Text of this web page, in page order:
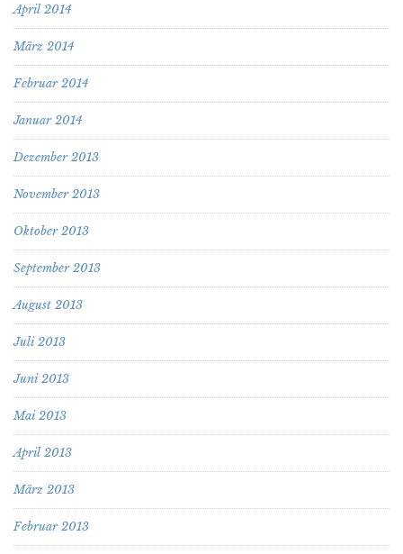
April 2014
März 2014
Februar 2014
Januar 2014
Dezember 2013
November 2013
Oktober 2013
September 2013
August 2013
Juli 2013
Juni 2013
Mai 2013
April 2013
März 2013
Februar 2013